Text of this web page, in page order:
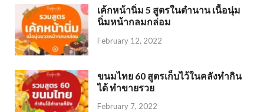
เค้กหน้านิ่ม 5 สูตรในตำนาน เนื้อนุ่ม
นิ่มหน้ากลมกล่อม
February 12, 2022
ขนมไทย 60 สูตรเก็บไว้ในคลังทำกิน
ได้ ทำขายรวย
February 7, 2022